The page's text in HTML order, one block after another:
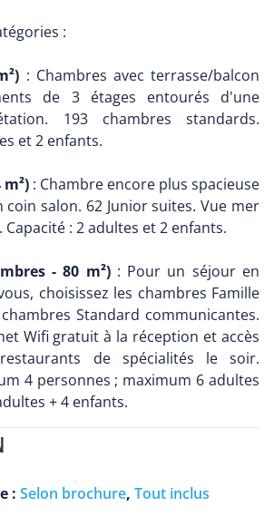
:
: Chambres avec terrasse/balcon
de 3 étages entourés d'une
193 chambres standards.
et 2 enfants.
: Chambre encore plus spacieuse
salon. 62 Junior suites. Vue mer
: 2 adultes et 2 enfants.
- 80 m²): Pour un séjour en
choisissez les chambres Famille
Standard communicantes.
Wifi gratuit à la réception et accès
de spécialités le soir.
4 personnes ; maximum 6 adultes
+ 4 enfants.
: Selon brochure, Tout inclus